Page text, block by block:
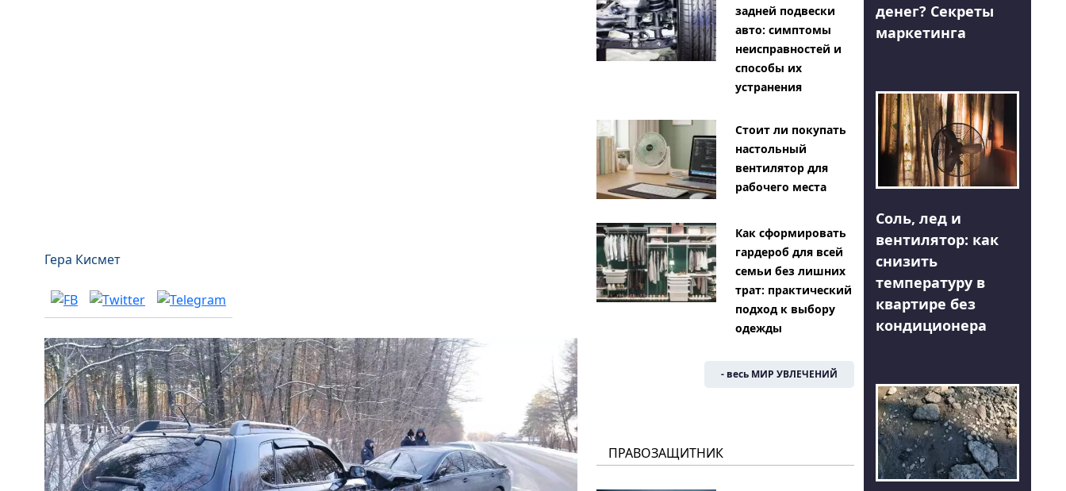
Гера Кисмет
задней подвески
авто: симптомы
неисправностей и
способы их
устранения
Стоит ли покупать
настольный
вентилятор для
рабочего места
Как сформировать
гардероб для всей
семьи без лишних
трат: практический
подход к выбору
одежды
- весь МИР УВЛЕЧЕНИЙ
ПРАВОЗАЩИТНИК
денег? Секреты
маркетинга
Соль, лед и
вентилятор: как
снизить
температуру в
квартире без
кондиционера